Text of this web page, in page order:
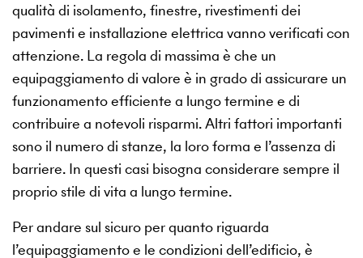
qualità di isolamento, finestre, rivestimenti dei
pavimenti e installazione elettrica vanno verificati con
attenzione. La regola di massima è che un
equipaggiamento di valore è in grado di assicurare un
funzionamento efficiente a lungo termine e di
contribuire a notevoli risparmi. Altri fattori importanti
sono il numero di stanze, la loro forma e l’assenza di
barriere. In questi casi bisogna considerare sempre il
proprio stile di vita a lungo termine.
Per andare sul sicuro per quanto riguarda
l’equipaggiamento e le condizioni dell’edificio, è